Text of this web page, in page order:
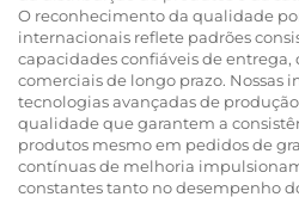
O reconhecimento da qualidade
internacionais reflete padrões
capacidades confiáveis de
comerciais de longo prazo. Nossas
tecnologias avançadas de
qualidade que garantem a
produtos mesmo em pedidos de
contínuas de melhoria
constantes tanto no desempenho